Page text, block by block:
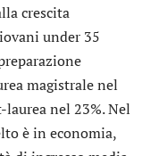
crescita
under 35
magistrale nel
laurea nel 23%. Nel
è in economia,